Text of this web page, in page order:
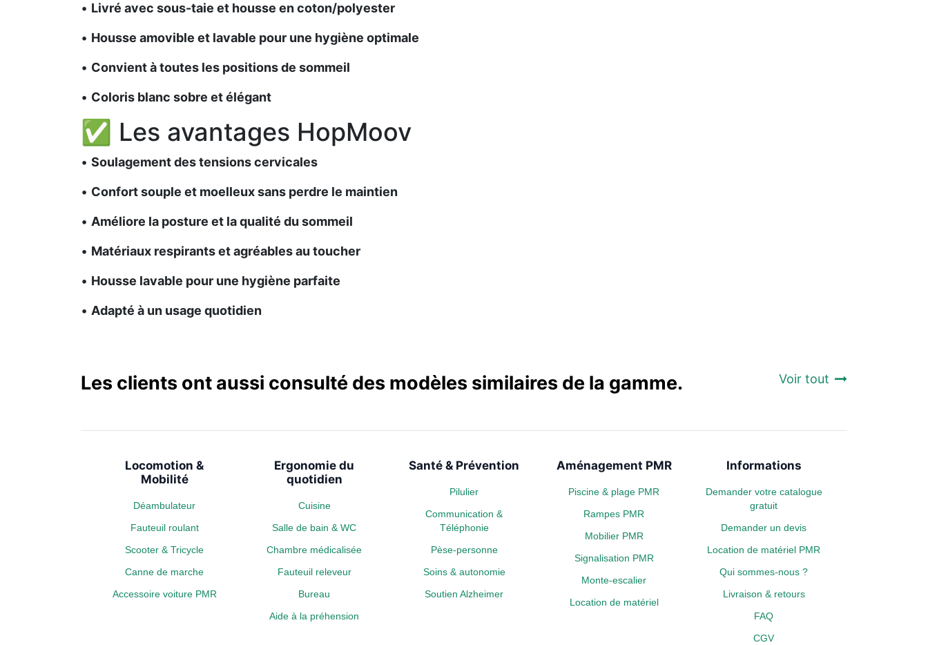
• Livré avec sous-taie et housse en coton/polyester
• Housse amovible et lavable pour une hygiène optimale
• Convient à toutes les positions de sommeil
• Coloris blanc sobre et élégant
✅ Les avantages HopMoov
• Soulagement des tensions cervicales
• Confort souple et moelleux sans perdre le maintien
• Améliore la posture et la qualité du sommeil
• Matériaux respirants et agréables au toucher
• Housse lavable pour une hygiène parfaite
• Adapté à un usage quotidien
Les clients ont aussi consulté des modèles similaires de la gamme. Voir tout
Locomotion &
Mobilité
Déambulateur
Fauteuil roulant
Scooter & Tricycle
Canne de marche
Accessoire voiture PMR
Ergonomie du
quotidien
Cuisine
Salle de bain & WC
Chambre médicalisée
Fauteuil releveur
Bureau
Aide à la préhension
Santé & Prévention
Pilulier
Communication &
Téléphonie
Pèse-personne
Soins & autonomie
Soutien Alzheimer
Aménagement PMR
Piscine & plage PMR
Rampes PMR
Mobilier PMR
Signalisation PMR
Monte-escalier
Location de matériel
Informations
Demander votre catalogue
gratuit
Demander un devis
Location de matériel PMR
Qui sommes-nous ?
Livraison & retours
FAQ
CGV